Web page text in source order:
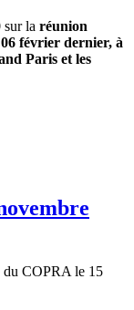
la réunion
février dernier, à
Paris et les
du COPRA le 15